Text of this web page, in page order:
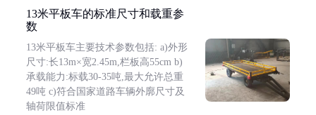
13米平板车的标准尺寸和载重参
数
13米平板车主要技术参数包括: a)外形
尺寸:长13m×宽2.45m,栏板高55cm b)
承载能力:标载30-35吨,最大允许总重
49吨 c)符合国家道路车辆外廓尺寸及
轴荷限值标准